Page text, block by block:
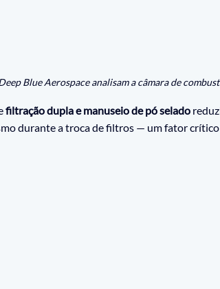
Blue Aerospace analisam a câmara de
filtração dupla e manuseio de pó selado
durante a troca de filtros — um fator crítico